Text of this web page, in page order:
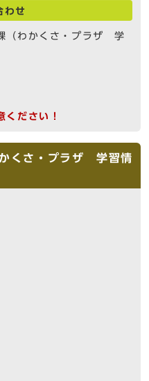
わせ
（わかくさ・プラザ 学
ください！
くさ・プラザ 学習情